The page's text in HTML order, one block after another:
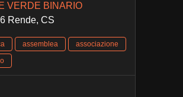
VERDE BINARIO
Rende, CS
assemblea
associazione